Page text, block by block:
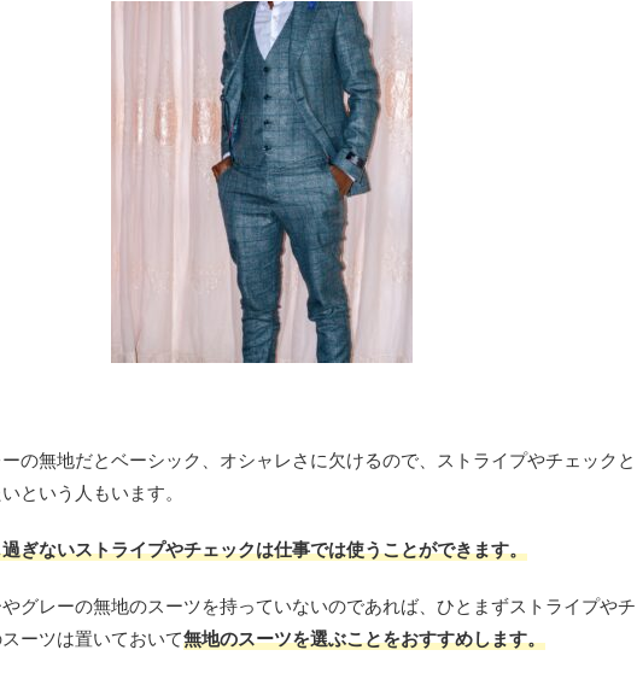
の無地だとベーシック、オシャレさに欠けるので、ストライプやチェックと
という人もいます。
ぎないストライプやチェックは仕事では使うことができます。
グレーの無地のスーツを持っていないのであれば、ひとまずストライプやチ
ーツは置いておいて無地のスーツを選ぶことをおすすめします。